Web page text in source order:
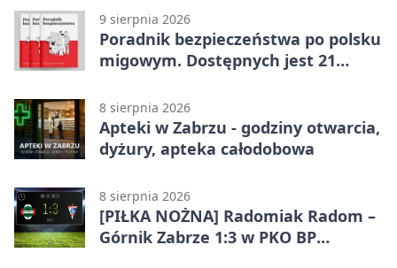
9 sierpnia 2026
Poradnik bezpieczeństwa po polsku
migowym. Dostępnych jest 21
8 sierpnia 2026
Apteki w Zabrzu - godziny otwarcia,
dyżury, apteka całodobowa
8 sierpnia 2026
[PIŁKA NOŻNA] Radomiak Radom –
Górnik Zabrze 1:3 w PKO BP